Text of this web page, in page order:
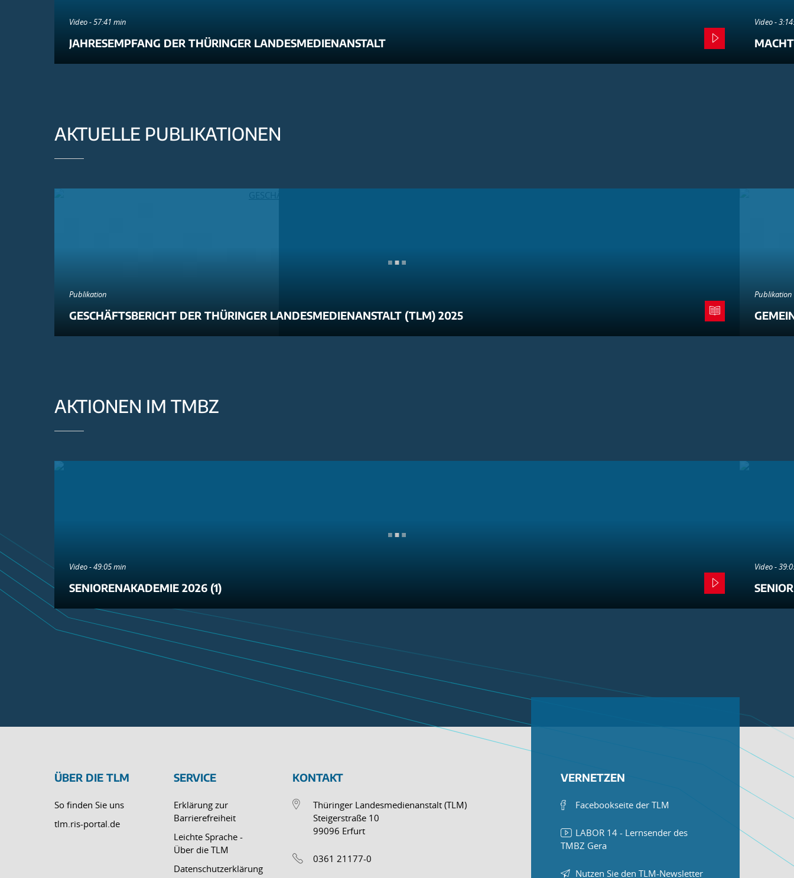
Video - 57:41 min
JAHRESEMPFANG DER THÜRINGER LANDESMEDIENANSTALT
Video -
AKTUELLE PUBLIKATIONEN
Publikation
GESCHÄFTSBERICHT DER THÜRINGER LANDESMEDIENANSTALT (TLM) 2025
Publikation
AKTIONEN IM TMBZ
Video - 49:05 min
SENIORENAKADEMIE 2026 (1)
Video -
ÜBER DIE TLM
So finden Sie uns
tlm.ris-portal.de
SERVICE
Erklärung zur
Barrierefreiheit
Leichte Sprache -
Über die TLM
Datenschutzerklärung
KONTAKT
Thüringer Landesmedienanstalt (TLM)
Steigerstraße 10
99096 Erfurt
0361 21177-0
VERNETZEN
Facebookseite der TLM
LABOR 14 - Lernsender des
TMBZ Gera
Nutzen Sie den TLM-Newsletter